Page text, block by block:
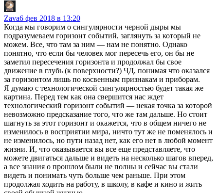
Zava6 фев 2018 в 13:20
Когда мы говорим о сингулярности черной дыры мы
подразумеваем горизонт событий, заглянуть за который не
можем. Все, что там за ним — нам не понятно. Однако
понятно, что если бы человек мог пересечь его, он бы не
заметил пересечения горизонта и продолжал бы свое
движение в глубь (к поверхности?) ЧД, понимая что оказался
за горизонтом лишь по косвенным признакам и приборам.
Я думаю с технологической сингулярностью будет такая же
картина. Перед тем как она свершится нас ждет
технологический горизонт событий — некая точка за которой
невозможно предсказание того, что же там дальше. Но стоит
шагнуть за этот горизонт и окажется, что в общем ничего не
изменилось в восприятии мира, ничто тут же не поменялось и
не изменилось, но пути назад нет, как его нет в любой момент
жизни. И, что оказывается вы все еще представляете, что
можете двигаться дальше и видеть на несколько шагов вперед,
а все знания о прошлом были не полны и сейчас вы стали
видеть и понимать чуть больше чем раньше. При этом
продолжая ходить на работу, в школу, в кафе и кино и жить